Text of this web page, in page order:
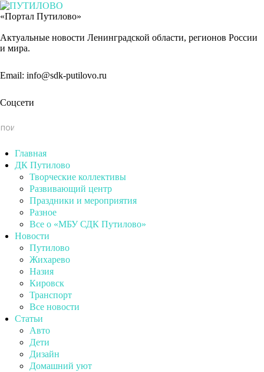
«Портал Путилово»
Актуальные новости Ленинградской области, регионов России
и мира.
Email: info@sdk-putilovo.ru
Соцсети
Главная
ДК Путилово
Творческие коллективы
Развивающий центр
Праздники и мероприятия
Разное
Все о «МБУ СДК Путилово»
Новости
Путилово
Жихарево
Назия
Кировск
Транспорт
Все новости
Статьи
Авто
Дети
Дизайн
Домашний уют